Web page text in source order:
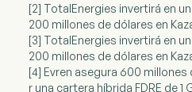
[2] TotalEnergies invertirá en
200 millones de dólares en
[3] TotalEnergies invertirá en
200 millones de dólares en
[4] Evren asegura 600
r una cartera híbrida FDRE de 1